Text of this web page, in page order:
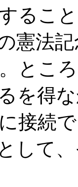
るこ
憲法
とこ
を得
接続
して